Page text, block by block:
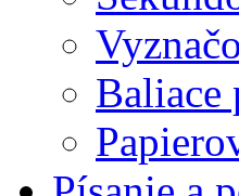
Baliace